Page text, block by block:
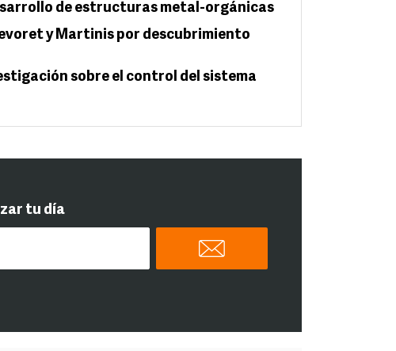
de estructuras metal-orgánicas
y Martinis por descubrimiento
sobre el control del sistema
tu día